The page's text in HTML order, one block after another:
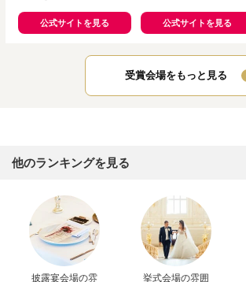
公式サイトを見る 公式サイトを見る
受賞会場をもっと見る
他のランキングを見る
披露宴会場の雰 挙式会場の雰囲